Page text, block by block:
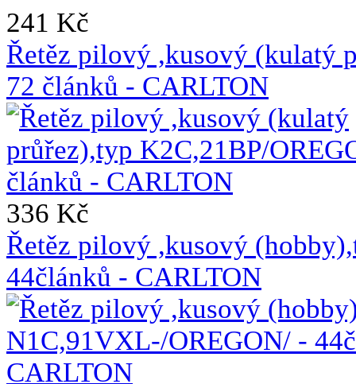
241 Kč
Řetěz pilový ,kusový (kulatý
72 článků - CARLTON
336 Kč
Řetěz pilový ,kusový
44článků - CARLTON